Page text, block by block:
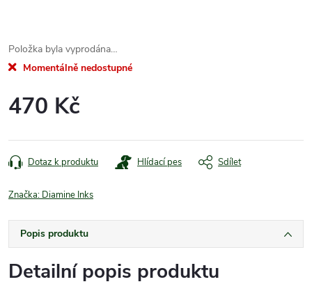
Položka byla vyprodána…
Momentálně nedostupné
470 Kč
cena:
Dotaz k produktu Hlídací pes Sdílet
Značka: Diamine Inks
Popis produktu
Detailní popis produktu